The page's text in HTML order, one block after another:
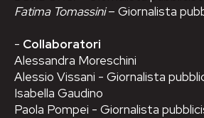
Fatima Tomassini– Giornalista
- Collaboratori
Alessandra Moreschini
Alessio Vissani - Giornalista
Isabella Gaudino
Paola Pompei - Giornalista